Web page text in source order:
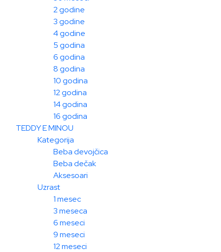
2 godine
3 godine
4 godine
5 godina
6 godina
8 godina
10 godina
12 godina
14 godina
16 godina
TEDDY E MINOU
Kategorija
Beba devojčica
Beba dečak
Aksesoari
Uzrast
1 mesec
3 meseca
6 meseci
9 meseci
12 meseci